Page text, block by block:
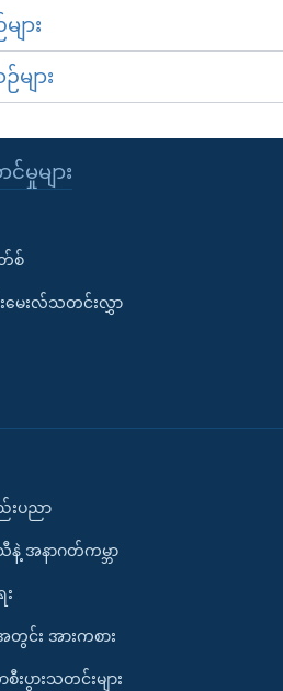
ား
ျား
မှုများ
စ်
မေးလ်သတင်းလွှာ
းပညာ
နဲ့ အနာဂတ်ကမ္ဘာ
း
င်း အားကစား
ပွားသတင်းများ